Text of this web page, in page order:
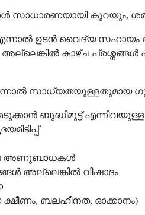
കുറയും,
ഉടൻ വൈദ്യ സഹായം
കാഴ്ച പ്രശ്നങ്ങൾ
സാധ്യതയുള്ളതുമായ
ബുദ്ധിമുട്ട്
അണുബാധകൾ
അല്ലെങ്കിൽ വിഷാദം
ബലഹീനത, ഓക്കാനം)